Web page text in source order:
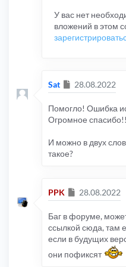
У вас нет
вложений в этом
Sat Сообщение
28.08.2022
Помогло! Ошибка
Огромное
И можно в двух
такое?
PPK Сообщение
28.08.2022
Баг в форуме,
ссылкой сюда, там
если в будущих
они пофиксят